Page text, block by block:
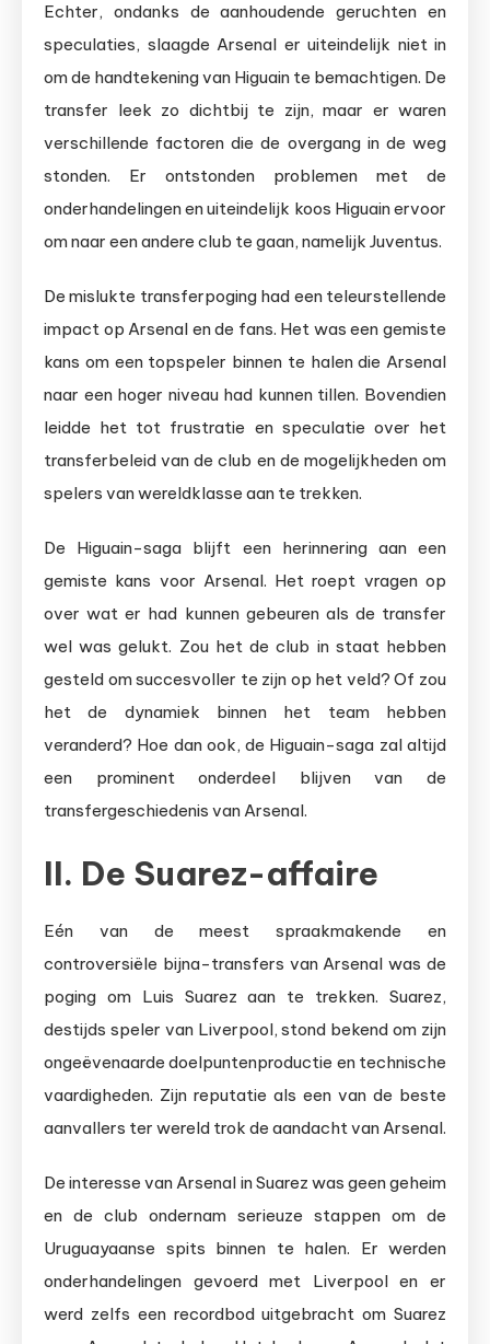
Echter, ondanks de aanhoudende geruchten en
speculaties, slaagde Arsenal er uiteindelijk niet in
om de handtekening van Higuain te bemachtigen. De
transfer leek zo dichtbij te zijn, maar er waren
verschillende factoren die de overgang in de weg
stonden. Er ontstonden problemen met de
onderhandelingen en uiteindelijk koos Higuain ervoor
om naar een andere club te gaan, namelijk Juventus.
De mislukte transferpoging had een teleurstellende
impact op Arsenal en de fans. Het was een gemiste
kans om een topspeler binnen te halen die Arsenal
naar een hoger niveau had kunnen tillen. Bovendien
leidde het tot frustratie en speculatie over het
transferbeleid van de club en de mogelijkheden om
spelers van wereldklasse aan te trekken.
De Higuain-saga blijft een herinnering aan een
gemiste kans voor Arsenal. Het roept vragen op
over wat er had kunnen gebeuren als de transfer
wel was gelukt. Zou het de club in staat hebben
gesteld om succesvoller te zijn op het veld? Of zou
het de dynamiek binnen het team hebben
veranderd? Hoe dan ook, de Higuain-saga zal altijd
een prominent onderdeel blijven van de
transfergeschiedenis van Arsenal.
II. De Suarez-affaire
Eén van de meest spraakmakende en
controversiële bijna-transfers van Arsenal was de
poging om Luis Suarez aan te trekken. Suarez,
destijds speler van Liverpool, stond bekend om zijn
ongeëvenaarde doelpuntenproductie en technische
vaardigheden. Zijn reputatie als een van de beste
aanvallers ter wereld trok de aandacht van Arsenal.
De interesse van Arsenal in Suarez was geen geheim
en de club ondernam serieuze stappen om de
Uruguayaanse spits binnen te halen. Er werden
onderhandelingen gevoerd met Liverpool en er
werd zelfs een recordbod uitgebracht om Suarez